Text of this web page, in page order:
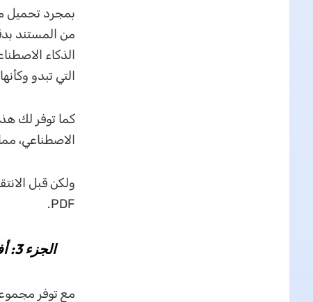
من المستند
الذكاء
التي تبدو
كما توفر لك
الاصطناعي،
PDF.
الجزء 3: أفضل 5 أدوات كاشف AI لملفات PDF